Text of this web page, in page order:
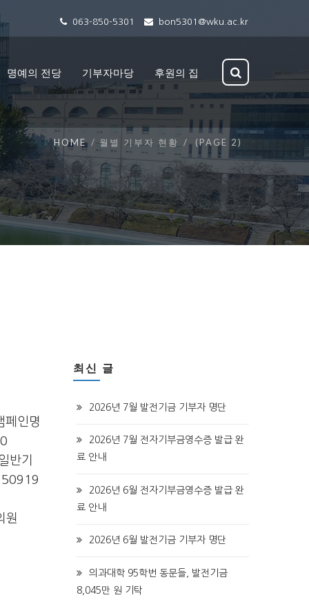
063-850-5301 bon5301@wku.ac.kr
명예의 전당 기부자마당 후원의 집
HOME 월별 기부자 현황 (PAGE 2)
페인명
반기
원
최신 글
2026년 7월 발전기금 기부자 명단
2026년 7월 전자기부금영수증 발급 완
료 안내
2026년 6월 전자기부금영수증 발급 완
료 안내
2026년 6월 발전기금 기부자 명단
의과대학 95학번 동문들, 발전기금
8,045만 원 기탁